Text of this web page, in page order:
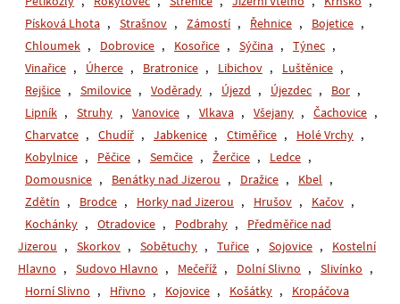
Písková Lhota , Strašnov , Zámostí , Řehnice , Bojetice ,
Chloumek , Dobrovice , Kosořice , Sýčina , Týnec ,
Vinařice , Úherce , Bratronice , Libichov , Luštěnice ,
Rejšice , Smilovice , Voděrady , Újezd , Újezdec , Bor ,
Lipník , Struhy , Vanovice , Vlkava , Všejany , Čachovice ,
Charvatce , Chudíř , Jabkenice , Ctiměřice , Holé Vrchy ,
Kobylnice , Pěčice , Semčice , Žerčice , Ledce ,
Domousnice , Benátky nad Jizerou , Dražice , Kbel ,
Zdětín , Brodce , Horky nad Jizerou , Hrušov , Kačov ,
Kochánky , Otradovice , Podbrahy ,
Předměřice nad
Jizerou , Skorkov , Sobětuchy , Tuřice , Sojovice ,
Kostelní
Hlavno , Sudovo Hlavno , Mečeříž , Dolní Slivno , Slivínko ,
Horní Slivno , Hřivno , Kojovice , Košátky ,
Kropáčova